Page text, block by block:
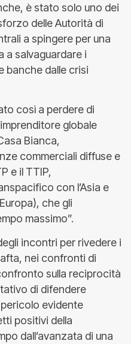
è stato solo uno dei
delle Autorità di
a spingere per una
a salvaguardare i
banche dalle crisi
così a perdere di
globale
Bianca,
commerciali diffuse e
e il TTIP,
con l’Asia e
che gli
massimo”.
incontri per rivedere i
nei confronti di
sulla reciprocità
di difendere
pericolo evidente
positivi della
dall’avanzata di una